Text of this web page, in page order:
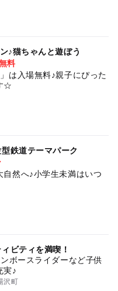
♪猫ちゃんと遊ぼう
料
は入場無料♪親子にぴった
☆
鉄道テーマパーク
自然へ♪小学生未満はいつ
ビティを満喫！
ボースライダーなど子供
実♪
沢町